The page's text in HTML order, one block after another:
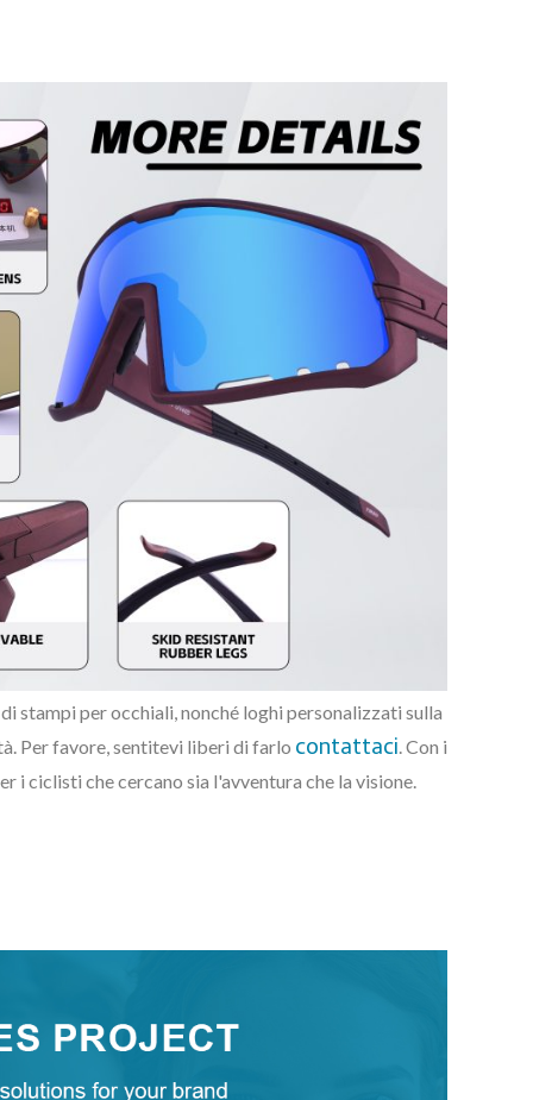
stampi per occhiali, nonché loghi personalizzati sulla
Per favore, sentitevi liberi di farlo contattaci. Con i
ciclisti che cercano sia l'avventura che la visione.